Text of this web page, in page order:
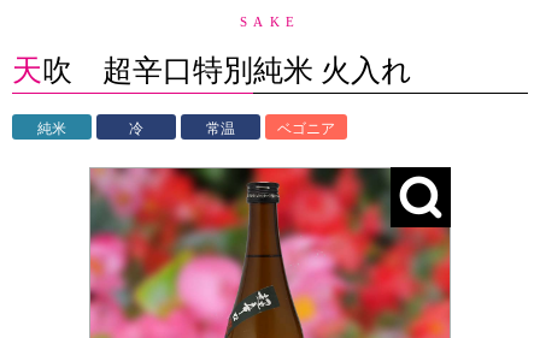
SAKE
天吹 超辛口特別純米 火入れ
純米 冷 常温 ベゴニア